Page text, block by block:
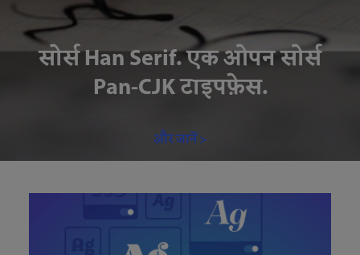
सोर्स Han Serif. एक ओपन सोर्स
Pan-CJK टाइपफ़ेस.
और जानें >